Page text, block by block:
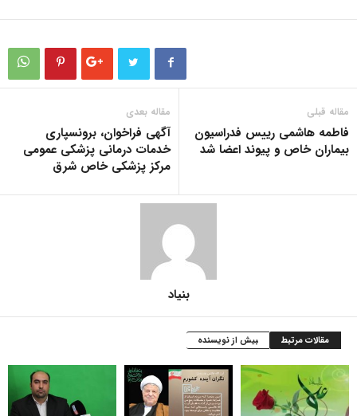
مقاله قبلی
فاطمه هاشمی رییس فدراسیون
بیماران خاص و پیوند اعضا شد
مقاله بعدی
آگهی فراخوان، برونسپاری
خدمات درمانی پزشکی عمومی
مرکز پزشکی خاص شرق
بنیاد
مقالات مرتبط بیش از نویسنده